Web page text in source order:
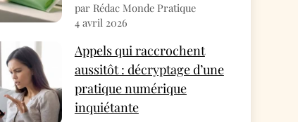
par Rédac Monde Pratique
4 avril 2026
Appels qui raccrochent
aussitôt : décryptage d’une
pratique numérique
inquiétante